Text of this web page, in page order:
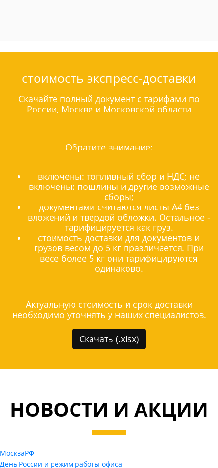
стоимость экспресс-доставки
Скачайте полный документ с тарифами по
России, Москве и Московской области
Обратите внимание:
включены: топливный сбор и НДС; не
включены: пошлины и другие возможные
сборы;
документами считаются листы А4 без
вложений и твердой обложки. Остальное -
тарифицируется как груз.
стоимость доставки для документов и
грузов весом до 5 кг празличается. При
весе более 5 кг они тарифицируются
одинаково.
Актуальную стоимость и срок доставки
необходимо уточнять у наших специалистов.
Скачать (.xlsx)
НОВОСТИ И АКЦИИ
МоскваРФ
День России и режим работы офиса